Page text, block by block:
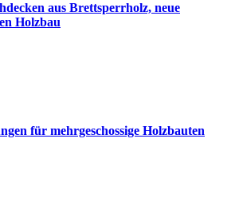
aus Brettsperrholz, neue
Holzbau
für mehrgeschossige Holzbauten